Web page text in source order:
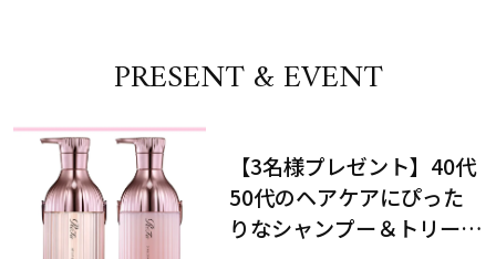
PRESENT & EVENT
【3名様プレゼント】40代
50代のヘアケアにぴった
りなシャンプー＆トリート